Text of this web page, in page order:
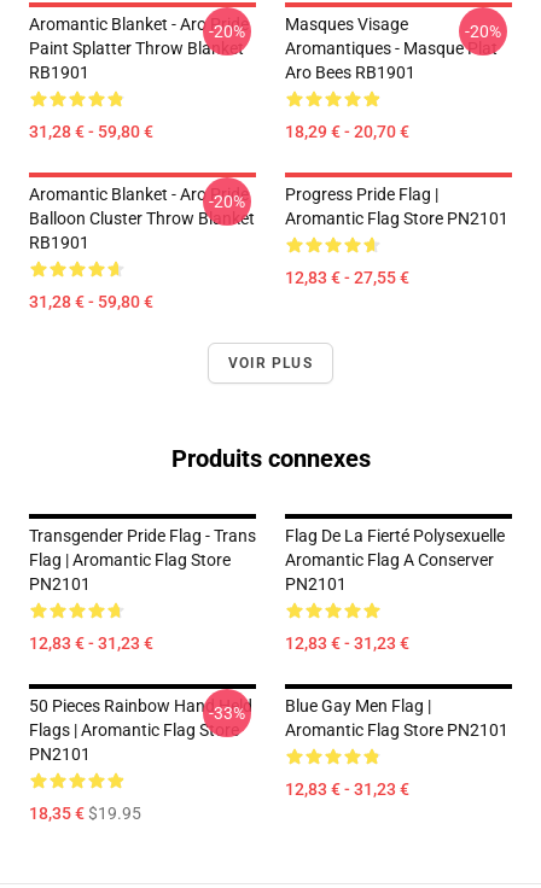
Aromantic Blanket - Aro Pride
Paint Splatter Throw Blanket
RB1901
31,28 € - 59,80 €
-20%
Masques Visage
Aromantiques - Masque Plat
Aro Bees RB1901
18,29 € - 20,70 €
-20%
Aromantic Blanket - Aro Pride
Balloon Cluster Throw Blanket
RB1901
31,28 € - 59,80 €
-20%
Progress Pride Flag |
Aromantic Flag Store PN2101
12,83 € - 27,55 €
VOIR PLUS
Produits connexes
Transgender Pride Flag - Trans
Flag | Aromantic Flag Store
PN2101
12,83 € - 31,23 €
Flag De La Fierté Polysexuelle
Aromantic Flag A Conserver
PN2101
12,83 € - 31,23 €
50 Pieces Rainbow Hand Held
Flags | Aromantic Flag Store
PN2101
18,35 €$19.95
-33%
Blue Gay Men Flag |
Aromantic Flag Store PN2101
12,83 € - 31,23 €